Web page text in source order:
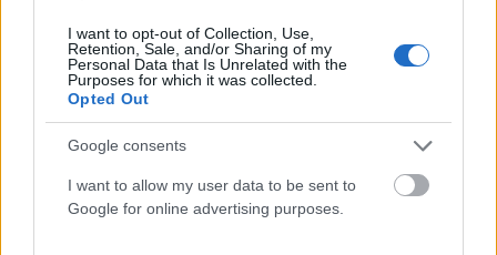
I want to opt-out of Collection, Use,
Retention, Sale, and/or Sharing of my
Personal Data that Is Unrelated with the
Purposes for which it was collected.
Opted Out
Google consents
I want to allow my user data to be sent to
Google for online advertising purposes.